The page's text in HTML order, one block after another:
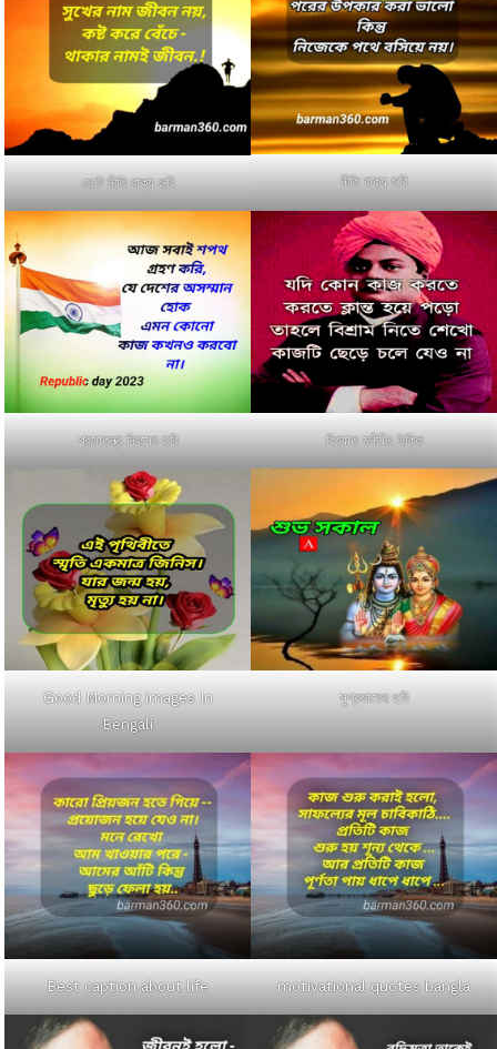
ছোট নীতি বাক্য ছবি নীতি বাক্য ছবি
প্রজাতন্ত্র দিবসের ছবি বিখ্যাত মনীষীর উক্তি
Good Morning images In
Bengali
সুপ্রভাতের ছবি
Best caption about life motivational quotes bangla